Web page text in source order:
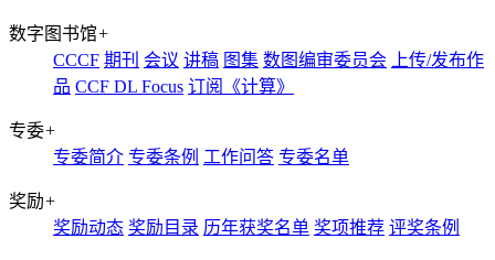
数字图书馆+
CCCF 期刊 会议 讲稿 图集 数图编审委员会
上传/发布作
品 CCF DL Focus 订阅《计算》
专委+
专委简介 专委条例 工作问答 专委名单
奖励+
奖励动态 奖励目录 历年获奖名单 奖项推荐 评奖条例